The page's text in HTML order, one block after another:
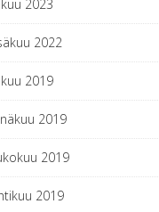
2023
2022
2019
2019
2019
2019